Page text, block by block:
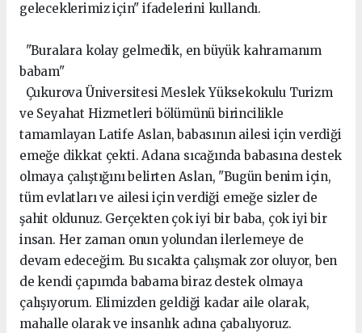
geleceklerimiz için" ifadelerini kullandı.
"Buralara kolay gelmedik, en büyük kahramanım
babam"
Çukurova Üniversitesi Meslek Yüksekokulu Turizm
ve Seyahat Hizmetleri bölümünü birincilikle
tamamlayan Latife Aslan, babasının ailesi için verdiği
emeğe dikkat çekti. Adana sıcağında babasına destek
olmaya çalıştığını belirten Aslan, "Bugün benim için,
tüm evlatları ve ailesi için verdiği emeğe sizler de
şahit oldunuz. Gerçekten çok iyi bir baba, çok iyi bir
insan. Her zaman onun yolundan ilerlemeye de
devam edeceğim. Bu sıcakta çalışmak zor oluyor, ben
de kendi çapımda babama biraz destek olmaya
çalışıyorum. Elimizden geldiği kadar aile olarak,
mahalle olarak ve insanlık adına çabalıyoruz.